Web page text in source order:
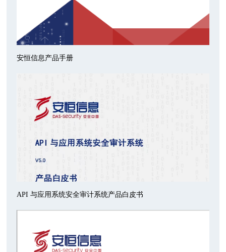
安恒信息产品手册
API 与应用系统安全审计系统产品白皮书